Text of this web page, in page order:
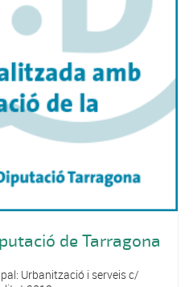
de Tarragona
Urbanització i serveis c/